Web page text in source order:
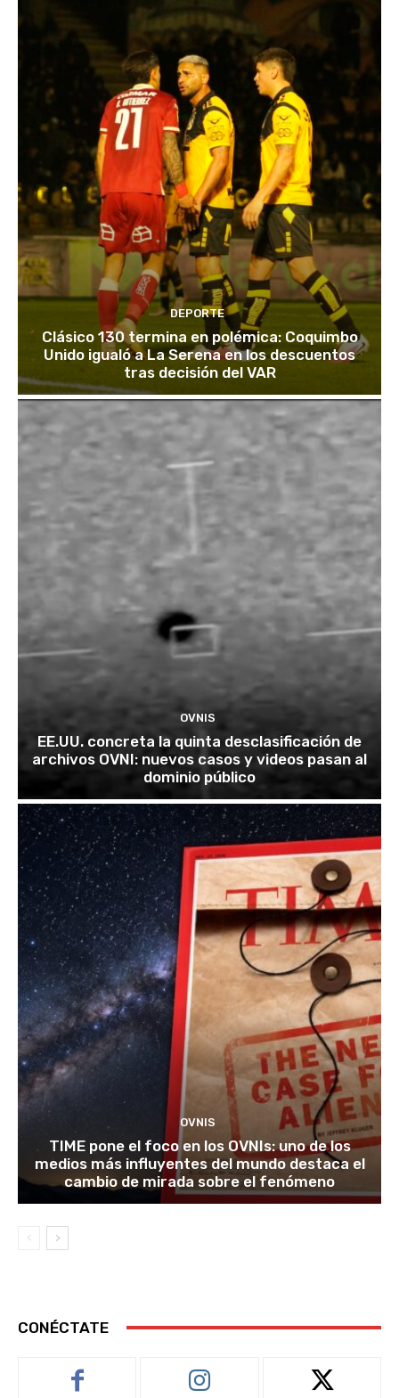
DEPORTE
Clásico 130 termina en polémica: Coquimbo
Unido igualó a La Serena en los descuentos
tras decisión del VAR
OVNIS
EE.UU. concreta la quinta desclasificación de
archivos OVNI: nuevos casos y videos pasan al
dominio público
OVNIS
TIME pone el foco en los OVNIs: uno de los
medios más influyentes del mundo destaca el
cambio de mirada sobre el fenómeno
CONÉCTATE